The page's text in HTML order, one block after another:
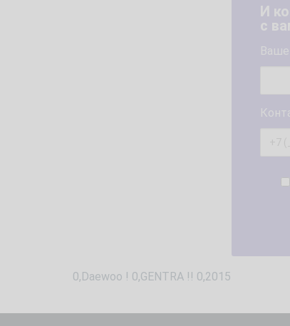
И
с
0,Daewoo ! 0,GENTRA !! 0,2015